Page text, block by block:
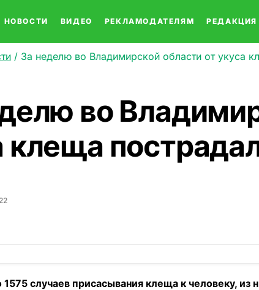
НОВОСТИ ВИДЕО РЕКЛАМОДАТЕЛЯМ РЕДАКЦИЯ
/ За неделю во Владимирской области от укуса
во
клеща
случаев присасывания клеща к человеку, из